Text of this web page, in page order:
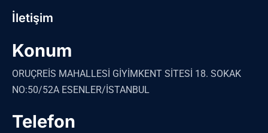
İletişim
Konum
ORUÇREİS MAHALLESİ GİYİMKENT SİTESİ 18. SOKAK
NO:50/52A ESENLER/İSTANBUL
Telefon